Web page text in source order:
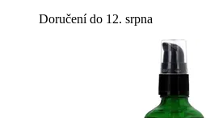
Doručení do 12. srpna